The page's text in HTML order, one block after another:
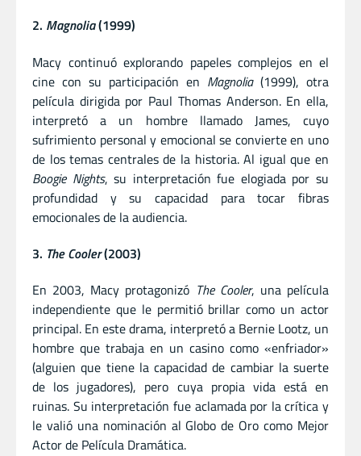
2. Magnolia(1999)
Macy continuó explorando papeles complejos en el
cine con su participación en Magnolia(1999), otra
película dirigida por Paul Thomas Anderson. En ella,
interpretó a un hombre llamado James, cuyo
sufrimiento personal y emocional se convierte en uno
de los temas centrales de la historia. Al igual que en
Boogie Nights, su interpretación fue elogiada por su
profundidad y su capacidad para tocar fibras
emocionales de la audiencia.
3. The Cooler(2003)
En 2003, Macy protagonizó The Cooler, una película
independiente que le permitió brillar como un actor
principal. En este drama, interpretó a Bernie Lootz, un
hombre que trabaja en un casino como «enfriador»
(alguien que tiene la capacidad de cambiar la suerte
de los jugadores), pero cuya propia vida está en
ruinas. Su interpretación fue aclamada por la crítica y
le valió una nominación al Globo de Oro como Mejor
Actor de Película Dramática.